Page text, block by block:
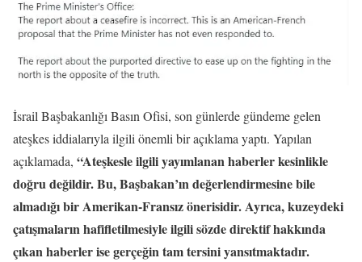
İsrail Başbakanlığı Basın Ofisi, son günlerde gündeme gelen
ateşkes iddialarıyla ilgili önemli bir açıklama yaptı. Yapılan
açıklamada, “Ateşkesle ilgili yayımlanan haberler kesinlikle
doğru değildir. Bu, Başbakan’ın değerlendirmesine bile
almadığı bir Amerikan-Fransız önerisidir. Ayrıca, kuzeydeki
çatışmaların hafifletilmesiyle ilgili sözde direktif hakkında
çıkan haberler ise gerçeğin tam tersini yansıtmaktadır.